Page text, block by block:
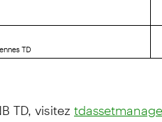
TD
TD, visitez